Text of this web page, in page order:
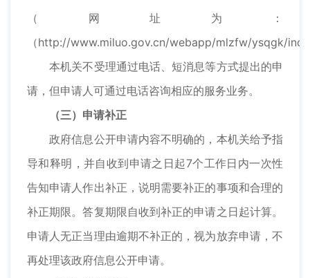
（网址为：
（http://www.miluo.gov.cn/webapp/mlzfw/ysqgk/
本机关不受理通过电话、短消息等方式提出的申
请，但申请人可通过电话咨询相应的服务业务。
（三）申请补正
政府信息公开申请内容不明确的，本机关给予指
导和释明，并自收到申请之日起7个工作日内一次性
告知申请人作出补正，说明需要补正的事项和合理的
补正期限。答复期限自收到补正的申请之日起计算。
申请人无正当理由逾期不补正的，视为放弃申请，不
再处理该政府信息公开申请。